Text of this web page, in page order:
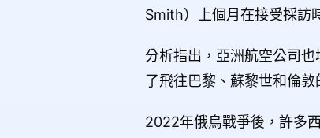
Smith）上個月在接受採訪
分析指出，亞洲航空公司
了飛往巴黎、蘇黎世和倫
2022年俄烏戰爭後，許多